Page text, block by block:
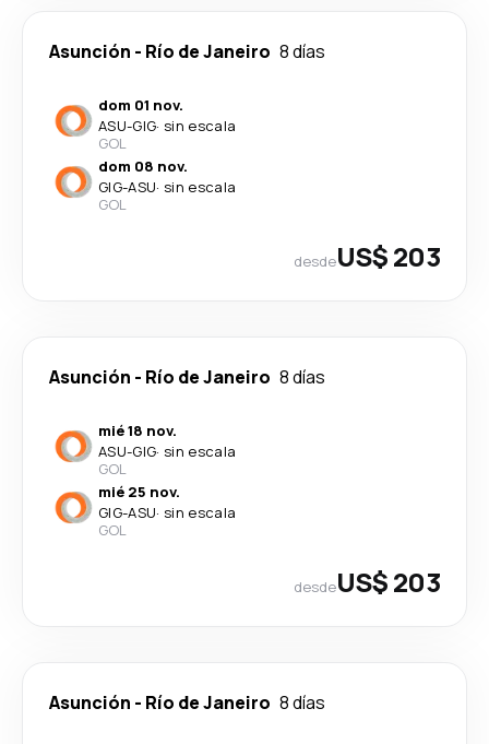
Asunción - Río de Janeiro 8 días
dom 01 nov.
ASU-GIG· sin escala
GOL
dom 08 nov.
GIG-ASU· sin escala
GOL
desdeUS$ 203
Asunción - Río de Janeiro 8 días
mié 18 nov.
ASU-GIG· sin escala
GOL
mié 25 nov.
GIG-ASU· sin escala
GOL
desdeUS$ 203
Asunción - Río de Janeiro 8 días